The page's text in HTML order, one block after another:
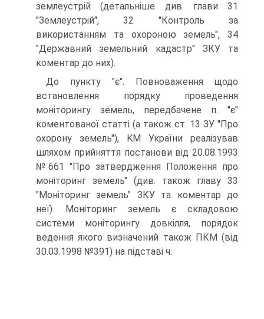
землеустрій (детальніше див. глави 31
"Землеустрій", 32 "Контроль за
використанням та охороною земель", 34
"Державний земельний кадастр" ЗКУ та
коментар до них).
До пункту "є". Повноваження щодо
встановлення порядку проведення
моніторингу земель, передбачене п. "є"
коментованої статті (а також ст. 13 ЗУ "Про
охорону земель"), KM України реалізував
шляхом прийняття постанови від 20.08.1993
№661 "Про затвердження Положення про
моніторинг земель" (див. також главу 33
"Моніторинг земель" ЗКУ та коментар до
неї). Моніторинг земель є складовою
системи моніторингу довкілля, порядок
ведення якого визначений також ПКМ (від
30.03.1998 №391) на підставі ч.